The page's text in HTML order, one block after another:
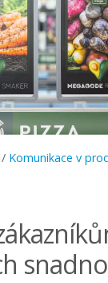
/ Komunikace v